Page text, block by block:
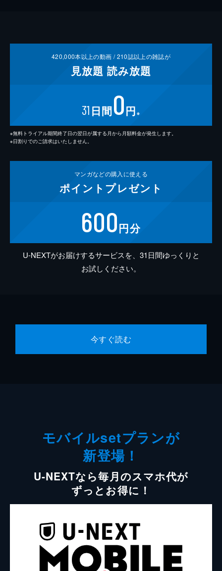
420,000本以上の動画 /210誌以上の雑誌が
見放題 読み放題
31 日間0円 ※
※無料トライアル期間終了日の翌日が属する月から月額料金が発生します。
※日割りでのご請求はいたしません。
マンガなどの購入に使える
ポイント プレゼント
600円分
U-NEXTがお届けするサービスを、31日間ゆっくりと
お試しください。
今すぐ読む
モバイルsetプランが
新登場！
U-NEXTなら毎月のスマホ代が
ずっとお得に！